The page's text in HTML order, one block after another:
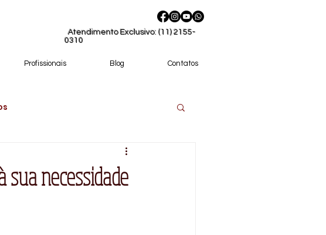
Atendimento Exclusivo: (11) 2155-
0310
Profissionais Blog Contatos
sua necessidade